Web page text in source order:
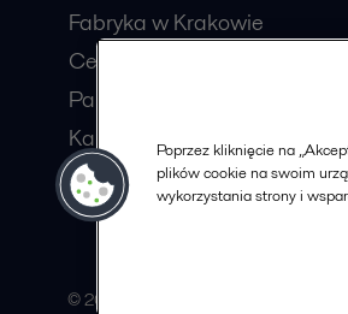
Fabryka w Krakowie
Centrum usług wspólnych
Partnerzy handlowi
Karty charakterystyki
Zostań Partnerem
© 2015-2026, ALFA LAVAL
Poprzez kliknięcie na
plików cookie na swoim
wykorzystania strony i